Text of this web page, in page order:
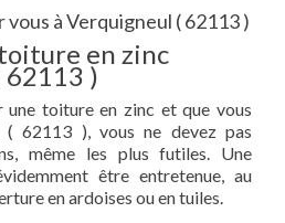
vous à Verquigneul ( 62113 )
en zinc
62113 )
une toiture en zinc et que vous
( 62113 ), vous ne devez pas
même les plus futiles. Une
être entretenue, au
en ardoises ou en tuiles.